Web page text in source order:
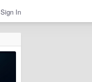
Sign In